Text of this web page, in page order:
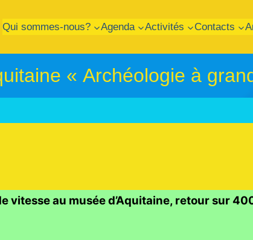
Qui sommes-nous? Agenda Activités Contacts
« Archéologie à
vitesse au musée d’Aquitaine, retour sur